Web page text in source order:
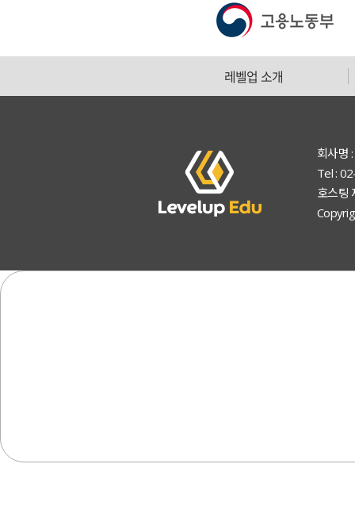
레벨업 소개
회사명
Tel :
호스팅